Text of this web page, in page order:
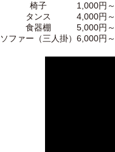
椅子
1,000円～
タンス
4,000円～
食器棚
5,000円～
ソファー（三人掛） 6,000円～